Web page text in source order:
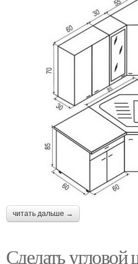
читать дальше →
Сделать